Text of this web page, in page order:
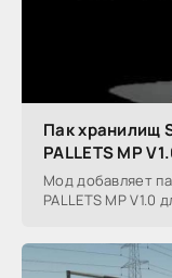
Пак хранилищ
PALLETS MP
Мод добавляет
PALLETS MP V1.0